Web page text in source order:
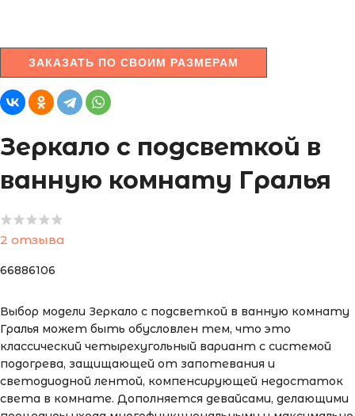
ЗАКАЗАТЬ ПО СВОИМ РАЗМЕРАМ
Зеркало с подсветкой в
ванную комнату Гралья
2 отзыва
66886106
Выбор модели Зеркало с подсветкой в ванную комнату
Гралья может быть обусловлен тем, что это
классический четырехугольный вариант с системой
подогрева, защищающей от запотевания и
светодиодной лентой, компенсирующей недостаток
света в комнате. Дополняется девайсами, делающими